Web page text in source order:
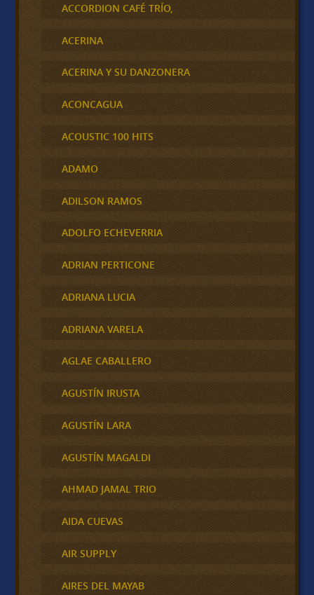
ACCORDION CAFÉ TRÍO,
ACERINA
ACERINA Y SU DANZONERA
ACONCAGUA
ACOUSTIC 100 HITS
ADAMO
ADILSON RAMOS
ADOLFO ECHEVERRIA
ADRIAN PERTICONE
ADRIANA LUCIA
ADRIANA VARELA
AGLAE CABALLERO
AGUSTÍN IRUSTA
AGUSTÍN LARA
AGUSTÍN MAGALDI
AHMAD JAMAL TRIO
AIDA CUEVAS
AIR SUPPLY
AIRES DEL MAYAB